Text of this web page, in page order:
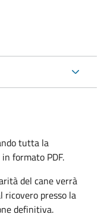
tutta la
formato PDF.
del cane verrà
ricovero presso la
definitiva.